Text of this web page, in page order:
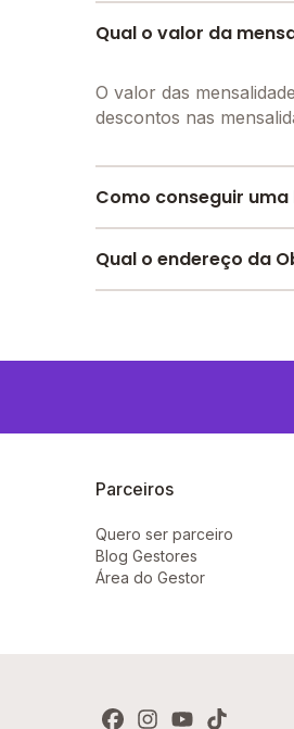
Qual o valor da
O valor das
descontos nas
Como conseguir uma
Pesquise bolsas
Qual o endereço da
Parceiros
Quero ser parceiro
Blog Gestores
Área do Gestor